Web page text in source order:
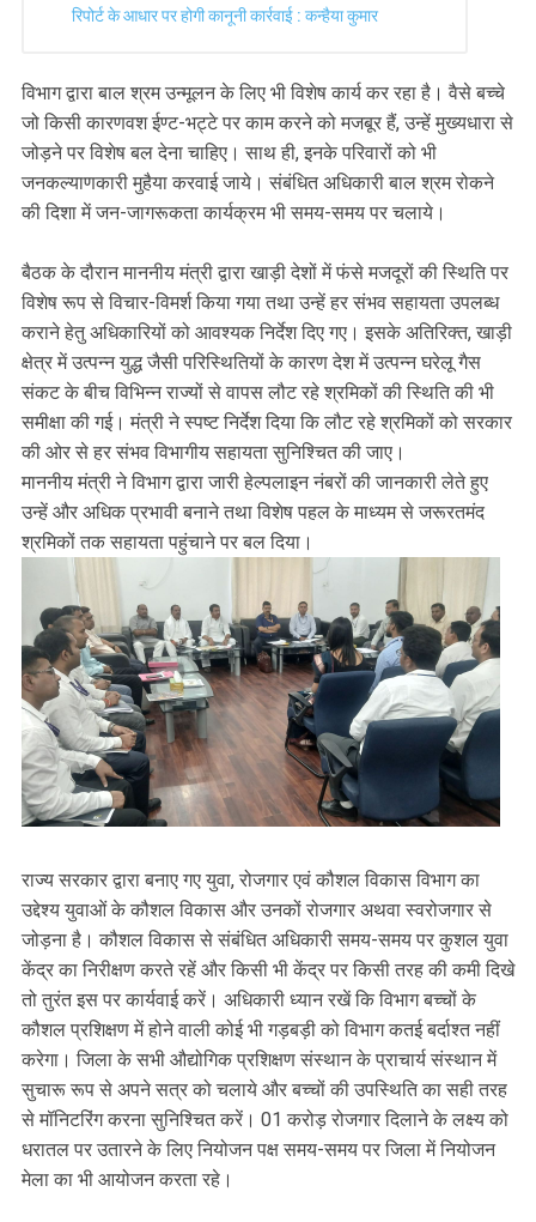
रिपोर्ट के आधार पर होगी कानूनी कार्रवाई : कन्हैया कुमार
विभाग द्वारा बाल श्रम उन्मूलन के लिए भी विशेष कार्य कर रहा है। वैसे बच्चे
जो किसी कारणवश ईण्ट-भट्टे पर काम करने को मजबूर हैं, उन्हें मुख्यधारा से
जोड़ने पर विशेष बल देना चाहिए। साथ ही, इनके परिवारों को भी
जनकल्याणकारी मुहैया करवाई जाये। संबंधित अधिकारी बाल श्रम रोकने
की दिशा में जन-जागरूकता कार्यक्रम भी समय-समय पर चलाये।
बैठक के दौरान माननीय मंत्री द्वारा खाड़ी देशों में फंसे मजदूरों की स्थिति पर
विशेष रूप से विचार-विमर्श किया गया तथा उन्हें हर संभव सहायता उपलब्ध
कराने हेतु अधिकारियों को आवश्यक निर्देश दिए गए। इसके अतिरिक्त, खाड़ी
क्षेत्र में उत्पन्न युद्ध जैसी परिस्थितियों के कारण देश में उत्पन्न घरेलू गैस
संकट के बीच विभिन्न राज्यों से वापस लौट रहे श्रमिकों की स्थिति की भी
समीक्षा की गई। मंत्री ने स्पष्ट निर्देश दिया कि लौट रहे श्रमिकों को सरकार
की ओर से हर संभव विभागीय सहायता सुनिश्चित की जाए।
माननीय मंत्री ने विभाग द्वारा जारी हेल्पलाइन नंबरों की जानकारी लेते हुए
उन्हें और अधिक प्रभावी बनाने तथा विशेष पहल के माध्यम से जरूरतमंद
श्रमिकों तक सहायता पहुंचाने पर बल दिया।
राज्य सरकार द्वारा बनाए गए युवा, रोजगार एवं कौशल विकास विभाग का
उद्देश्य युवाओं के कौशल विकास और उनकों रोजगार अथवा स्वरोजगार से
जोड़ना है। कौशल विकास से संबंधित अधिकारी समय-समय पर कुशल युवा
केंद्र का निरीक्षण करते रहें और किसी भी केंद्र पर किसी तरह की कमी दिखे
तो तुरंत इस पर कार्यवाई करें। अधिकारी ध्यान रखें कि विभाग बच्चों के
कौशल प्रशिक्षण में होने वाली कोई भी गड़बड़ी को विभाग कतई बर्दाश्त नहीं
करेगा। जिला के सभी औद्योगिक प्रशिक्षण संस्थान के प्राचार्य संस्थान में
सुचारू रूप से अपने सत्र को चलाये और बच्चों की उपस्थिति का सही तरह
से मॉनिटरिंग करना सुनिश्चित करें। 01 करोड़ रोजगार दिलाने के लक्ष्य को
धरातल पर उतारने के लिए नियोजन पक्ष समय-समय पर जिला में नियोजन
मेला का भी आयोजन करता रहे।